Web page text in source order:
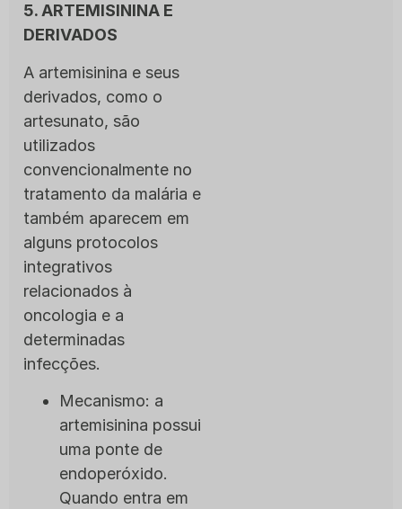
5. ARTEMISININA E
DERIVADOS
A artemisinina e seus
derivados, como o
artesunato, são
utilizados
convencionalmente no
tratamento da malária e
também aparecem em
alguns protocolos
integrativos
relacionados à
oncologia e a
determinadas
infecções.
Mecanismo: a
artemisinina possui
uma ponte de
endoperóxido.
Quando entra em